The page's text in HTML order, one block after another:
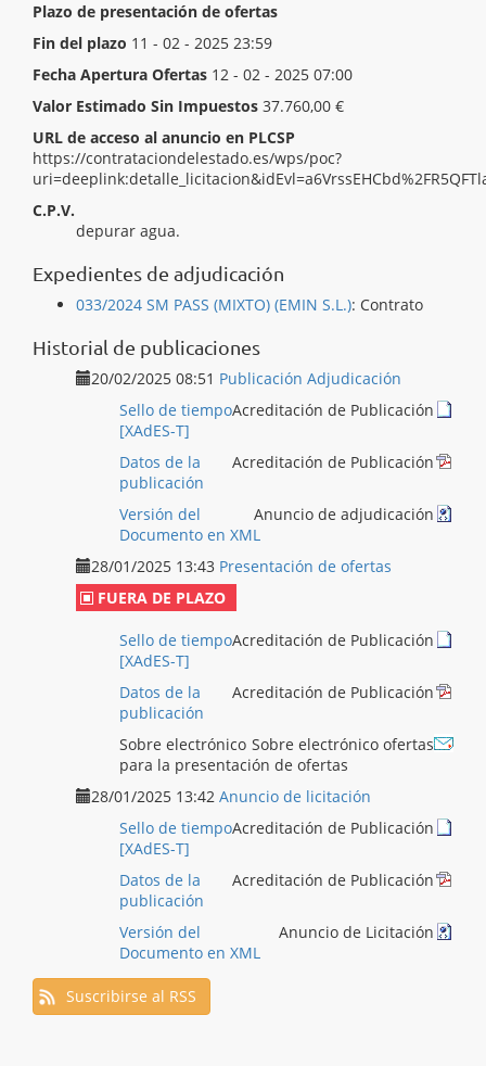
Plazo de presentación de ofertas
Inicio del plazo 29 - 01 - 2025 00:00
Fin del plazo 11 - 02 - 2025 23:59
Fecha Apertura Ofertas 12 - 02 - 2025 07:00
Valor Estimado Sin Impuestos 37.760,00 €
URL de acceso al anuncio en PLCSP
https://contrataciondelestado.es/wps/poc?
C.P.V.
depurar agua.
Expedientes de adjudicación
033/2024 SM PASS (MIXTO) (EMIN S.L.): Contrato
Historial de publicaciones
20/02/2025 08:51 Publicación Adjudicación
Acreditación de Publicación
Sello de tiempo
[XAdES-T]
Acreditación de Publicación
Datos de la
publicación
Anuncio de adjudicación
Versión del
Documento en XML
28/01/2025 13:43 Presentación de ofertas
FUERA DE PLAZO
Acreditación de Publicación
Sello de tiempo
[XAdES-T]
Acreditación de Publicación
Datos de la
publicación
Sobre electrónico ofertas
Sobre electrónico
para la presentación de ofertas
28/01/2025 13:42 Anuncio de licitación
Acreditación de Publicación
Sello de tiempo
[XAdES-T]
Acreditación de Publicación
Datos de la
publicación
Anuncio de Licitación
Versión del
Documento en XML
Suscribirse al RSS